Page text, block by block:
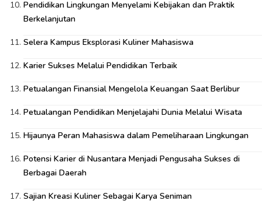
Pendidikan Lingkungan Menyelami Kebijakan dan Praktik
Berkelanjutan
Selera Kampus Eksplorasi Kuliner Mahasiswa
Karier Sukses Melalui Pendidikan Terbaik
Petualangan Finansial Mengelola Keuangan Saat Berlibur
Petualangan Pendidikan Menjelajahi Dunia Melalui Wisata
Hijaunya Peran Mahasiswa dalam Pemeliharaan Lingkungan
Potensi Karier di Nusantara Menjadi Pengusaha Sukses di
Berbagai Daerah
Sajian Kreasi Kuliner Sebagai Karya Seniman